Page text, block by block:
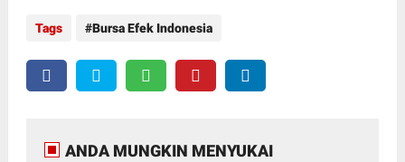
Tags Bursa Efek Indonesia
ANDA MUNGKIN MENYUKAI